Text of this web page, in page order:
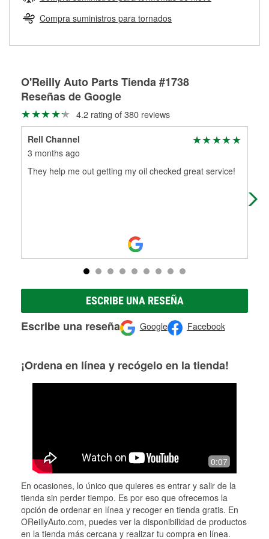
Herramientas de O'Reilly
pueden ser reutilizados, podemos ayudarte a encontrar las
partes de reemplazo correctas para tu reparación.
Rectificación de tambores y discos de freno
Compra suministros para tornados
O'Reilly Auto Parts Tienda #1738
Reseñas de Google
4.2 rating of 380 reviews
Rell Channel
3 months ago
They help me out getting my oil checked great service!
ESCRIBE UNA RESEÑA
Escribe una reseña Google Facebook
¡Ordena en línea y recógelo en la tienda!
0:07
En ocasiones, lo único que quieres es entrar y salir de la
tienda sin perder tiempo. Es por eso que ofrecemos la
opción de ordenar en línea y recoger en tienda gratis. En
OReillyAuto.com, puedes ver la disponibilidad de productos
en la tienda más cercana y realizar tu compra en línea.